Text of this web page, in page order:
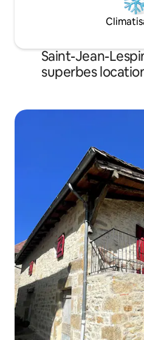
Saint-Jean-
superbes